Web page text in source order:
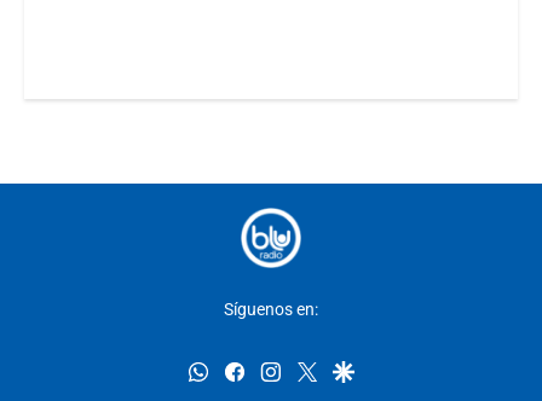
Síguenos en:
whatsappfacebookinstagram
twittergoogle